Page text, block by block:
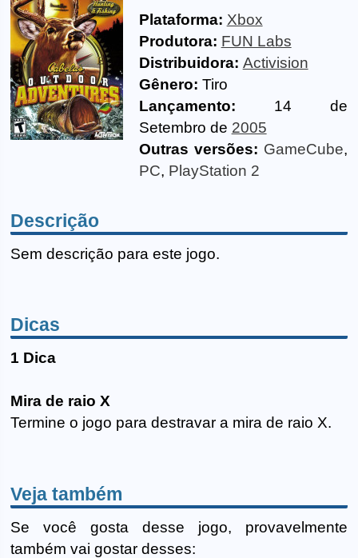
Plataforma: Xbox
Produtora: FUN Labs
Distribuidora: Activision
Gênero: Tiro
Lançamento: 14 de
Setembro de 2005
Outras versões: GameCube,
PC, PlayStation 2
Descrição
Sem descrição para este jogo.
Dicas
1 Dica
Mira de raio X
Termine o jogo para destravar a mira de raio X.
Veja também
Se você gosta desse jogo, provavelmente
também vai gostar desses: